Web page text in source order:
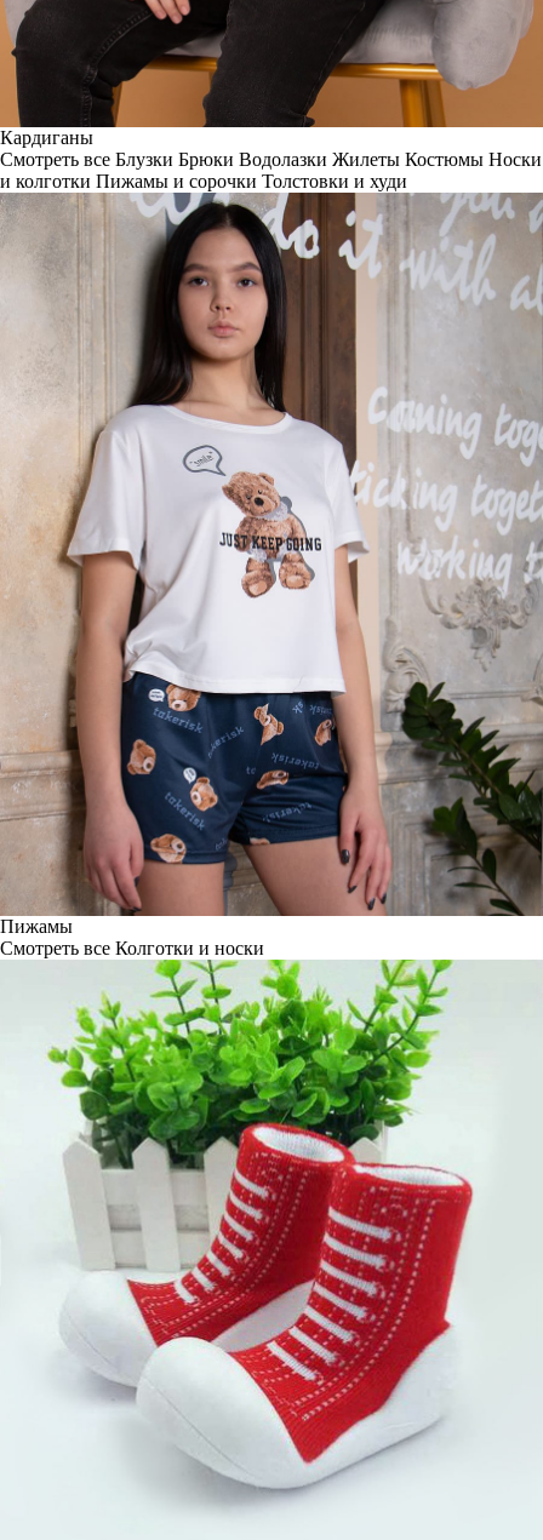
Кардиганы
Смотреть все Блузки Брюки Водолазки Жилеты Костюмы Носки
и колготки Пижамы и сорочки Толстовки и худи
Пижамы
Смотреть все Колготки и носки